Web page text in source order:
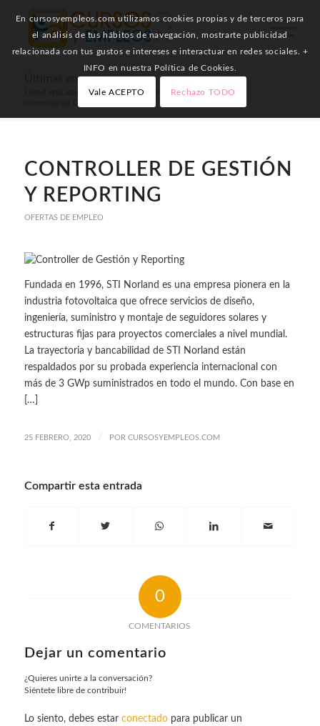
Últimas entradas
Inicio / Ofertas de Empleo /
CONTROLLER DE GESTIÓN
Y REPORTING
OFERTAS DE EMPLEO
Fundada en 1996, STI Norland es una empresa pionera en la
industria fotovoltaica que ofrece servicios de diseño,
ingeniería, suministro y montaje de seguidores solares y
estructuras fijas para proyectos comerciales a nivel mundial.
La trayectoria y bancabilidad de STI Norland están
respaldados por su probada experiencia internacional con
más de 3 GWp suministrados en todo el mundo. Con base en
[…]
25 FEBRERO, 2020 / POR CURSOSYEMPLEOS.COM
Compartir esta entrada
0
COMENTARIOS
Dejar un comentario
¿Quieres unirte a la conversación?
Siéntete libre de contribuir!
Lo siento, debes estar conectadopara publicar un
En cursosyempleos.com utilizamos cookies propias y de terceros para
el análisis de tus hábitos de navegación, mostrarte publicidad
relacionada con tus gustos e intereses e interactuar en redes sociales. +
INFO en nuestra Política de Cookies.
Vale ACEPTO Rechazo TODO